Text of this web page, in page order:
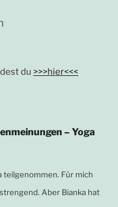
du >>>hier<<<
– Yoga
teilgenommen. Für mich
Aber Bianka hat